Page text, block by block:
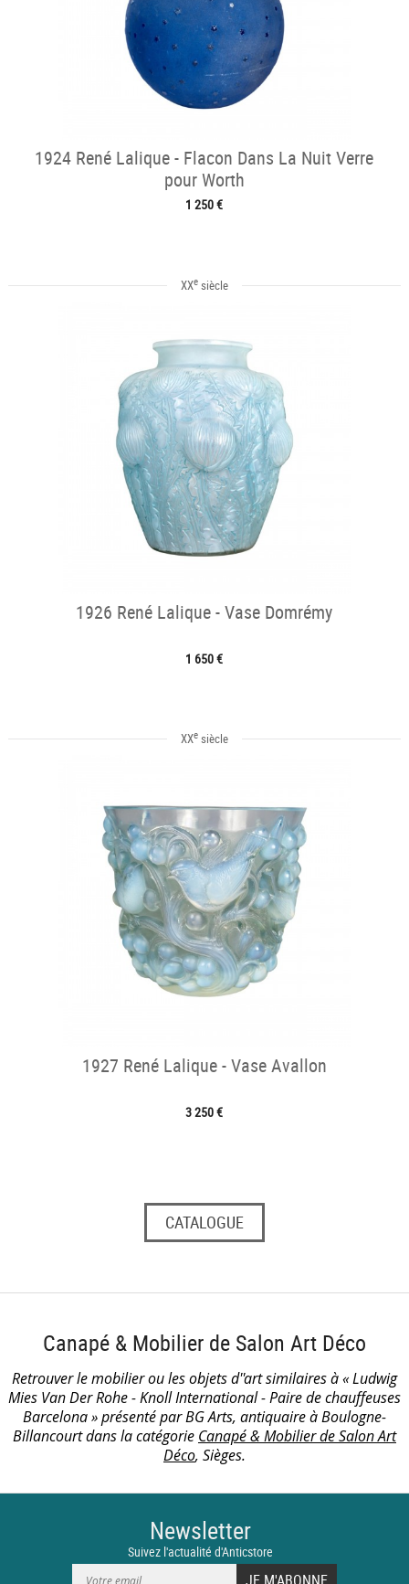
1924 René Lalique - Flacon Dans La Nuit Verre
pour Worth
1 250 €
XXesiècle
1926 René Lalique - Vase Domrémy
1 650 €
XXesiècle
1927 René Lalique - Vase Avallon
3 250 €
CATALOGUE
Canapé & Mobilier de Salon Art Déco
Retrouver le mobilier ou les objets d''art similaires à « Ludwig
Mies Van Der Rohe - Knoll International - Paire de chauffeuses
Barcelona » présenté par BG Arts, antiquaire à Boulogne-
Billancourt dans la catégorie Canapé & Mobilier de Salon Art
Déco, Sièges.
Newsletter
Suivez l'actualité d'Anticstore